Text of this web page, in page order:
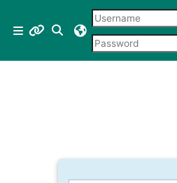
Bảng điều khiển cạnh
Menu 1
Chuyển đổi chọn tìm